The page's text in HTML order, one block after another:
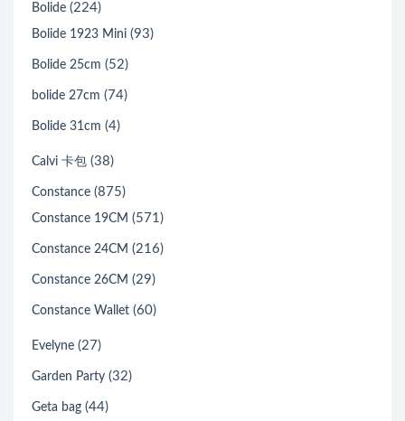
Bolide (224)
Bolide 1923 Mini (93)
Bolide 25cm (52)
bolide 27cm (74)
Bolide 31cm (4)
Calvi 卡包 (38)
Constance (875)
Constance 19CM (571)
Constance 24CM (216)
Constance 26CM (29)
Constance Wallet (60)
Evelyne (27)
Garden Party (32)
Geta bag (44)